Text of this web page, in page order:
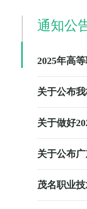
通知公
2025年高
关于公布
关于做好
关于公布
茂名职业